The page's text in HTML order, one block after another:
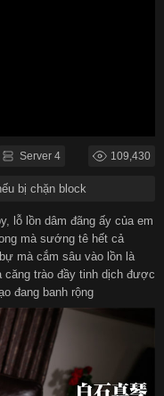
Server 4 109,430
bị chặn block
lỗ lồn dâm đãng ấy của em
mà sướng tê hết cả
mà cắm sâu vào lồn là
căng trào đầy tinh dịch được
đang banh rộng